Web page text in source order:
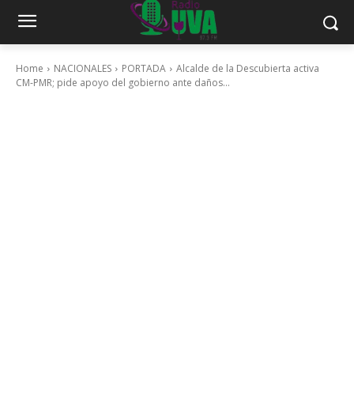
Home NACIONALES PORTADA
Alcalde de la Descubierta activa
CM-PMR; pide apoyo del gobierno ante daños...